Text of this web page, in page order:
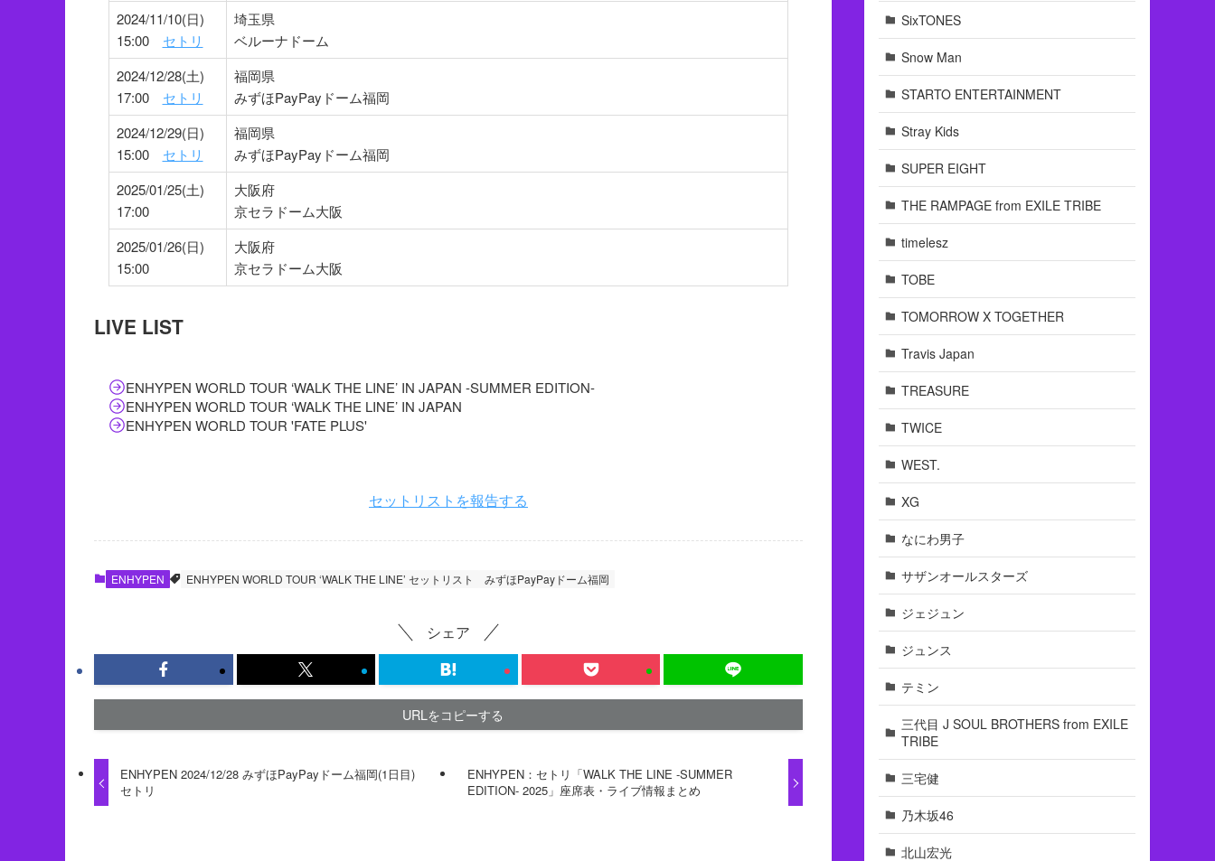
2024/11/10(日)
15:00 セトリ
埼玉県
ベルーナドーム
2024/12/28(土)
17:00 セトリ
福岡県
みずほPayPayドーム福岡
2024/12/29(日)
15:00 セトリ
福岡県
みずほPayPayドーム福岡
2025/01/25(土)
17:00
大阪府
京セラドーム大阪
2025/01/26(日)
15:00
大阪府
京セラドーム大阪
LIVE LIST
ENHYPEN WORLD TOUR ‘WALK THE LINE’ IN JAPAN -SUMMER EDITION-
ENHYPEN WORLD TOUR ‘WALK THE LINE’ IN JAPAN
ENHYPEN WORLD TOUR 'FATE PLUS'
セットリストを報告する
ENHYPEN ENHYPEN WORLD TOUR ‘WALK THE LINE’ セットリスト みずほPayPayドーム福岡
シェア
URLをコピーする
ENHYPEN 2024/12/28 みずほPayPayドーム福岡(1日目)
セトリ
ENHYPEN：セトリ「WALK THE LINE -SUMMER
EDITION- 2025」座席表・ライブ情報まとめ
SixTONES
Snow Man
STARTO ENTERTAINMENT
Stray Kids
SUPER EIGHT
THE RAMPAGE from EXILE TRIBE
timelesz
TOBE
TOMORROW X TOGETHER
Travis Japan
TREASURE
TWICE
WEST.
XG
なにわ男子
サザンオールスターズ
ジェジュン
ジュンス
テミン
三代目 J SOUL BROTHERS from EXILE
TRIBE
三宅健
乃木坂46
北山宏光